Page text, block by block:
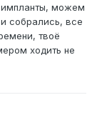
импланты, можем
собрались, все
твоё
ходить не